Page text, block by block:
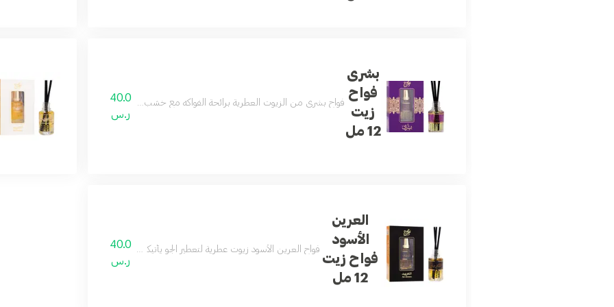
بشرى
فواح
زيت
12 مل
فواح بشرى من الزيوت العطرية برائحة الفواكه مع خشب الصندل معطر جو برائحة تدوم طوال
40.0
ر.س
العرين
الأسود
فواح زيت
12 مل
فواح العرين الأسود زيوت عطرية لتعطير الجو يأتيكم بمزيج من الزعفران والعود والفانيلا
40.0
ر.س